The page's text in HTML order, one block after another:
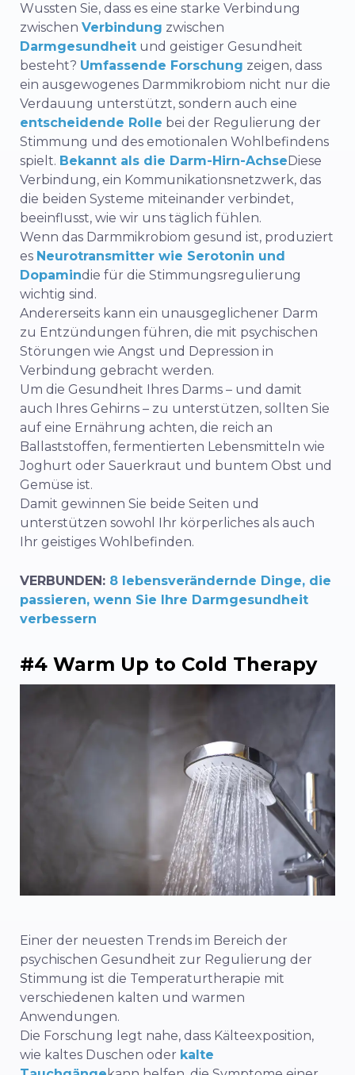
Wussten Sie, dass es eine starke Verbindung
zwischen Verbindung zwischen
Darmgesundheit und geistiger Gesundheit
besteht? Umfassende Forschung zeigen, dass
ein ausgewogenes Darmmikrobiom nicht nur die
Verdauung unterstützt, sondern auch eine
entscheidende Rolle bei der Regulierung der
Stimmung und des emotionalen Wohlbefindens
spielt. Bekannt als die Darm-Hirn-Achse Diese
Verbindung, ein Kommunikationsnetzwerk, das
die beiden Systeme miteinander verbindet,
beeinflusst, wie wir uns täglich fühlen.
Wenn das Darmmikrobiom gesund ist, produziert
es Neurotransmitter wie Serotonin und
Dopamindie für die Stimmungsregulierung
wichtig sind.
Andererseits kann ein unausgeglichener Darm
zu Entzündungen führen, die mit psychischen
Störungen wie Angst und Depression in
Verbindung gebracht werden.
Um die Gesundheit Ihres Darms – und damit
auch Ihres Gehirns – zu unterstützen, sollten Sie
auf eine Ernährung achten, die reich an
Ballaststoffen, fermentierten Lebensmitteln wie
Joghurt oder Sauerkraut und buntem Obst und
Gemüse ist.
Damit gewinnen Sie beide Seiten und
unterstützen sowohl Ihr körperliches als auch
Ihr geistiges Wohlbefinden.
VERBUNDEN: 8 lebensverändernde Dinge, die
passieren, wenn Sie Ihre Darmgesundheit
verbessern
#4 Warm Up to Cold Therapy
Einer der neuesten Trends im Bereich der
psychischen Gesundheit zur Regulierung der
Stimmung ist die Temperaturtherapie mit
verschiedenen kalten und warmen
Anwendungen.
Die Forschung legt nahe, dass Kälteexposition,
wie kaltes Duschen oder kalte